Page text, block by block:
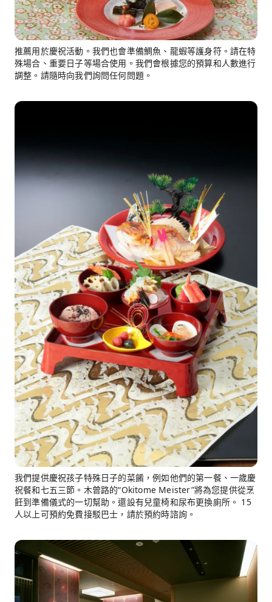
推薦用於慶祝活動。我們也會準備鯛魚、龍蝦等護身符。請在特
殊場合、重要日子等場合使用。我們會根據您的預算和人數進行
調整。請隨時向我們詢問任何問題。
我們提供慶祝孩子特殊日子的菜餚，例如他們的第一餐、一歲慶
祝餐和七五三節。木曾路的“Okitome Meister”將為您提供從烹
飪到準備儀式的一切幫助。還設有兒童椅和尿布更換廁所。 15
人以上可預約免費接駁巴士，請於預約時諮詢。